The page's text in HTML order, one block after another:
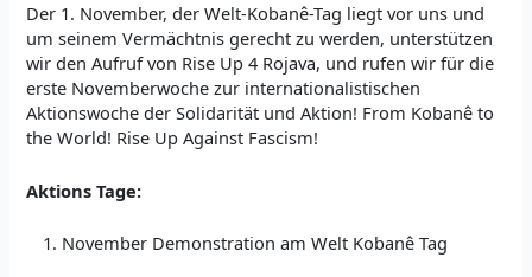
Der 1. November, der Welt-Kobanê-Tag liegt vor uns und
um seinem Vermächtnis gerecht zu werden, unterstützen
wir den Aufruf von Rise Up 4 Rojava, und rufen wir für die
erste Novemberwoche zur internationalistischen
Aktionswoche der Solidarität und Aktion! From Kobanê to
the World! Rise Up Against Fascism!
Aktions Tage:
November Demonstration am Welt Kobanê Tag